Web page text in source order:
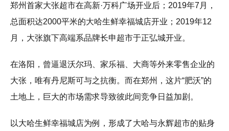
郑州首家大张超市在高新·万科广场开业后；2019年7月，
总面积达2000平米的大哈生鲜幸福城店开业；2019年12
月，大张旗下高端系品牌长申超市于正弘城开业。
在洛阳，曾逼退沃尔玛、家乐福、大商等外来零售企业的
大张，唯有丹尼斯可与之抗衡。而在郑州，这片“肥沃”的
土地上，巨大的市场需求导致彼此间竞争日益加剧。
以大哈生鲜幸福城店为例，形成了大哈与永辉超市的贴身